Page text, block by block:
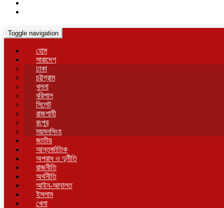
Toggle navigation
হোম
সারাদেশ
ঢাকা
চট্টগ্রাম
খুলনা
বরিশাল
সিলেট
রাজশাহী
রংপুর
ময়মনসিংহ
জাতীয়
আন্তর্জাতিক
অপরাধ ও দুর্নীতি
রাজনীতি
অর্থনীতি
আইন-আদালত
ইসলাম
খেলা